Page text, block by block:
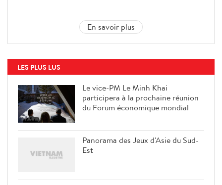
En savoir plus
LES PLUS LUS
Le vice-PM Le Minh Khai
participera à la prochaine réunion
du Forum économique mondial
Panorama des Jeux d'Asie du Sud-
Est